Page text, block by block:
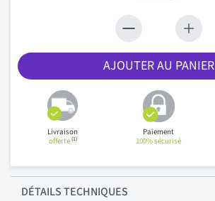
AJOUTER AU PANIER
Livraison
offerte(1)
Paiement
100% sécurisé
DÉTAILSTECHNIQUES